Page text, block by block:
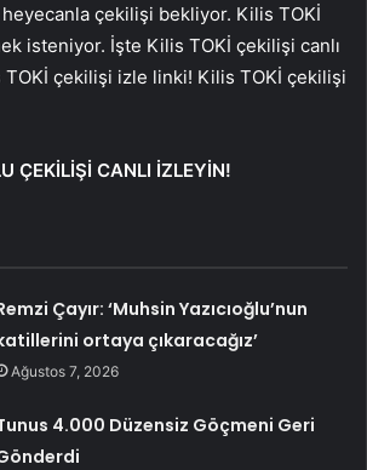
çekilişi bekliyor. Kilis TOKİ
isteniyor. İşte Kilis TOKİ çekilişi canlı
TOKİ çekilişi izle linki! Kilis TOKİ çekilişi
ÇEKİLİŞİ CANLI İZLEYİN!
Çayır: ‘Muhsin Yazıcıoğlu’nun
ortaya çıkaracağız’
Ağustos 7, 2026
4.000 Düzensiz Göçmeni Geri